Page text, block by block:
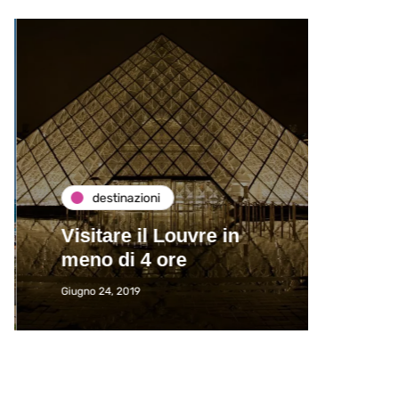
destinazioni
Visitare il Louvre in
meno di 4 ore
Giugno 24, 2019